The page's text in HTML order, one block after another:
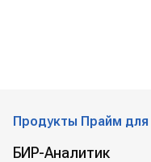
Продукты Прайм для
БИР-Аналитик